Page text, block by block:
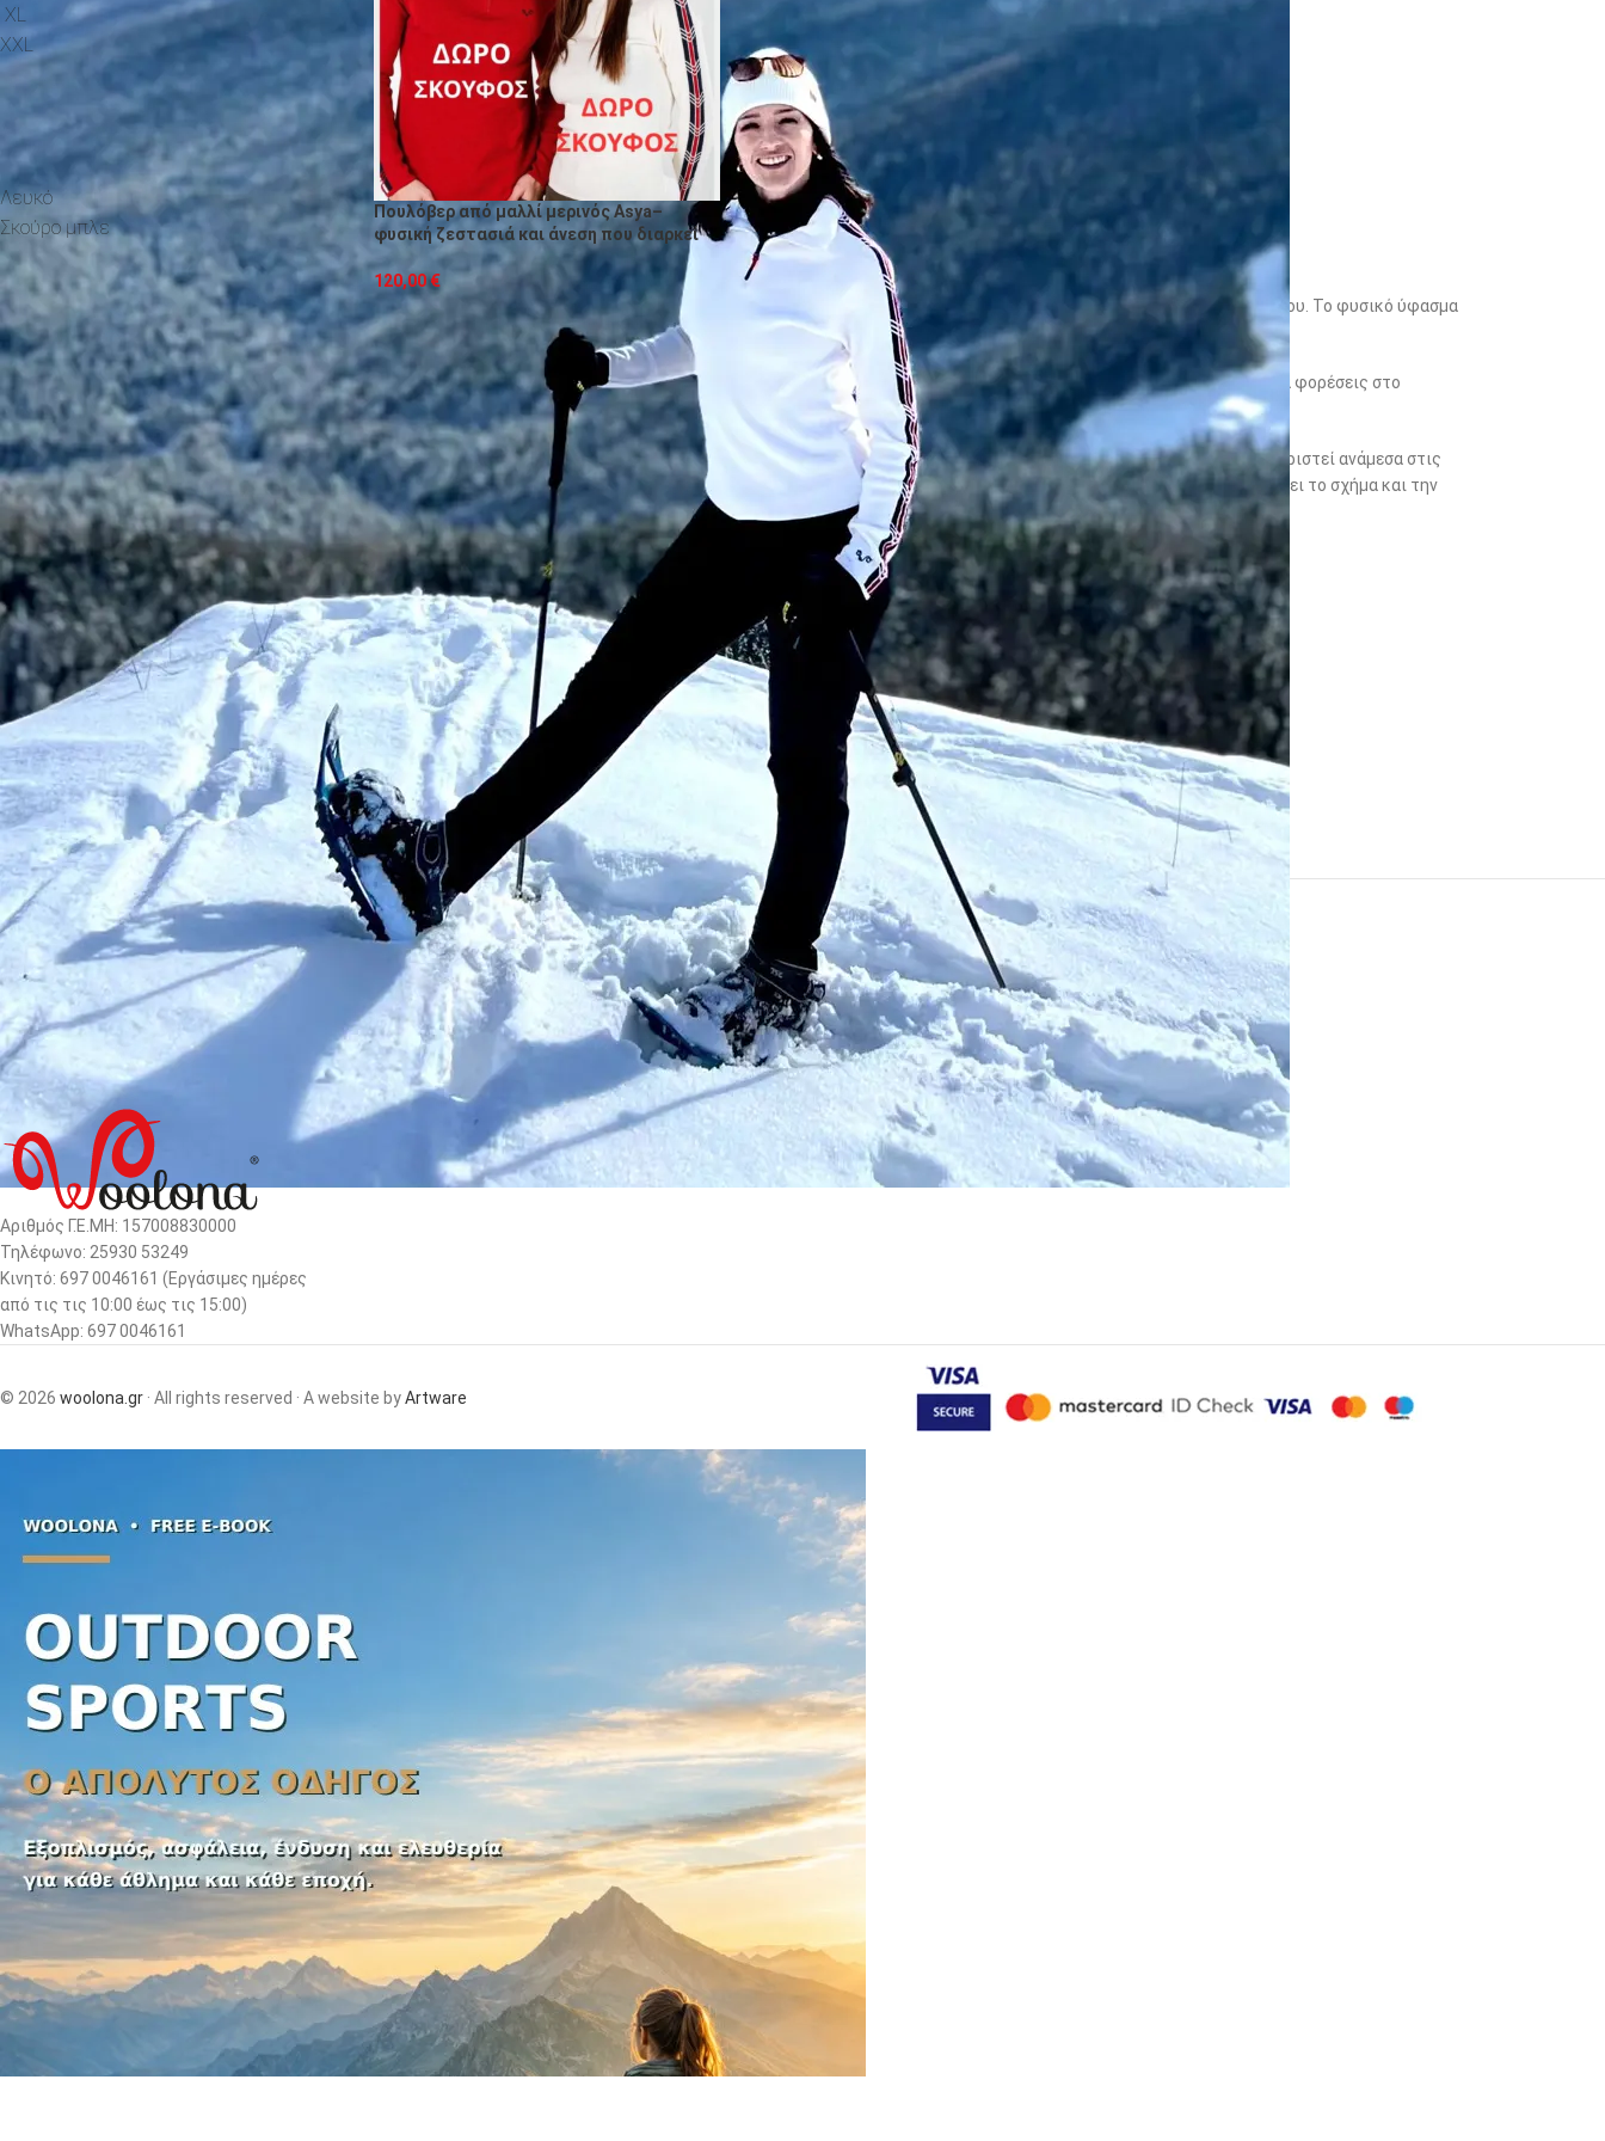
XL
XXL
ΧΡΏΜΑ
Λευκό
Σκούρο μπλε
Πουλόβερ από μαλλί μερινός Asya–
φυσική ζεστασιά και άνεση που διαρκεί
120,00€
Τα γυναικεία πουλόβερ από μαλλί μερινό σε κρατούν ζεστή χωρίς τη βαριά αίσθηση ενός συνηθισμένου μάλλινου ρούχου. Το φυσικό ύφασμα
αναπνέει, διαχειρίζεται την υγρασία και βοηθά στη διατήρηση μιας ευχάριστης θερμοκρασίας όταν ο καιρός αλλάζει.
Η απαλή υφή και η κομψή εφαρμογή τους προσφέρουν ελευθερία κινήσεων από το πρωί μέχρι το βράδυ. Μπορείς να τα φορέσεις στο
γραφείο, στην καθημερινή σου έξοδο ή στο ταξίδι και να τα συνδυάσεις εύκολα με παντελόνι, κολάν ή πουκάμισο.
Χάρη στις φυσικές ιδιότητες του μαλλιού μερινό, το ρούχο παραμένει φρέσκο για περισσότερο χρόνο. Άφησέ το να αεριστεί ανάμεσα στις
χρήσεις και πλύνε το στους 30°C, σε πρόγραμμα για μάλλινα, χωρίς μαλακτικό. Στέγνωσέ το οριζόντια για να διατηρήσει το σχήμα και την
απαλότητά του.
ΕΤΑΙΡΕΙΑ
Για εμάς
Μαλλί Μέρινο
Επικοινωνία
Αριθμός Γ.Ε.ΜΗ: 157008830000
Τηλέφωνο: 25930 53249
Κινητό: 697 0046161 (Eργάσιμες ημέρες
από τις τις 10:00 έως τις 15:00)
WhatsApp: 697 0046161
ΚΑΤΗΓΟΡΙΕΣ
Άνδρες
Δραστηριότητες
Ρούχα ανδρικά
Γυναίκες
Δραστηριότητες
Ρούχα γυναικεία
Παιδιά
Ρούχα παιδικά
ΠΛΗΡΟΦΟΡΊΕΣ
Τρόποι αποστολής
Τρόποι πληρωμής
Όροι Χρήσης
Προσωπικά Δεδομένα
Πολιτική Επιστροφών
Έντυπο Υπαναχώρησης
ΛΟΓΑΡΙΑΣΜΌΣ
Πίνακας ελέγχου
Παραγγελίες
Wishlist
Καλάθι αγορών
Ταμείο
© 2026 woolona.gr · All rights reserved · A website byArtware